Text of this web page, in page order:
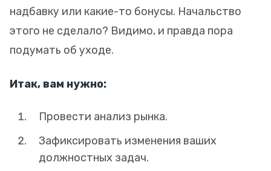
надбавку или какие-то бонусы. Начальство
этого не сделало? Видимо, и правда пора
подумать об уходе.
Итак, вам нужно:
Провести анализ рынка.
Зафиксировать изменения ваших
должностных задач.